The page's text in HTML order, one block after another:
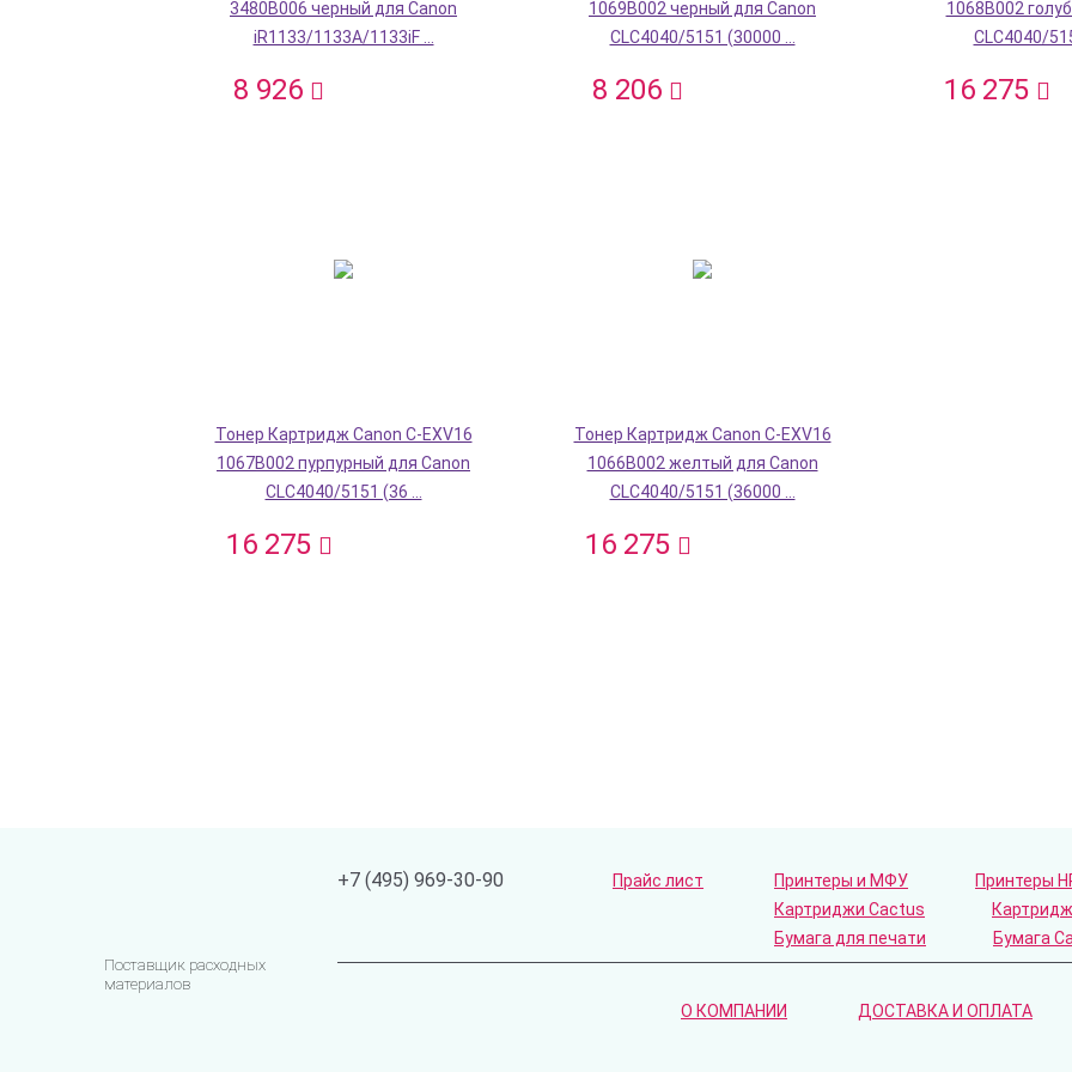
3480B006 черный для Canon
iR1133/1133A/1133iF ...
8 926
1069B002 черный для Canon
CLC4040/5151 (30000 ...
8 206
1068B002
CLC4040/
16 275
Тонер Картридж Canon C-EXV16
1067B002 пурпурный для Canon
CLC4040/5151 (36 ...
16 275
Тонер Картридж Canon C-EXV16
1066B002 желтый для Canon
CLC4040/5151 (36000 ...
16 275
Поставщик расходных
материалов
+7 (495) 969-30-90 Прайс лист Принтеры и МФУ Принтеры
Картриджи Cactus
Бумага для печати
Бумага
О КОМПАНИИ ДОСТАВКА И ОПЛАТА